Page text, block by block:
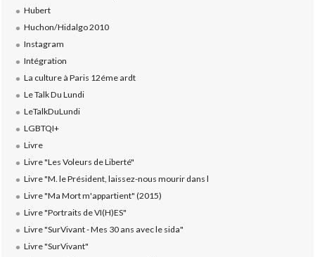
Hubert
Huchon/Hidalgo 2010
Instagram
Intégration
La culture à Paris 12éme ardt
Le Talk Du Lundi
LeTalkDuLundi
LGBTQI+
Livre
Livre "Les Voleurs de Liberté"
Livre "M. le Président, laissez-nous mourir dans l
Livre "Ma Mort m'appartient" (2015)
Livre "Portraits de VI(H)ES"
Livre "SurVivant - Mes 30 ans avec le sida"
Livre "SurVivant"